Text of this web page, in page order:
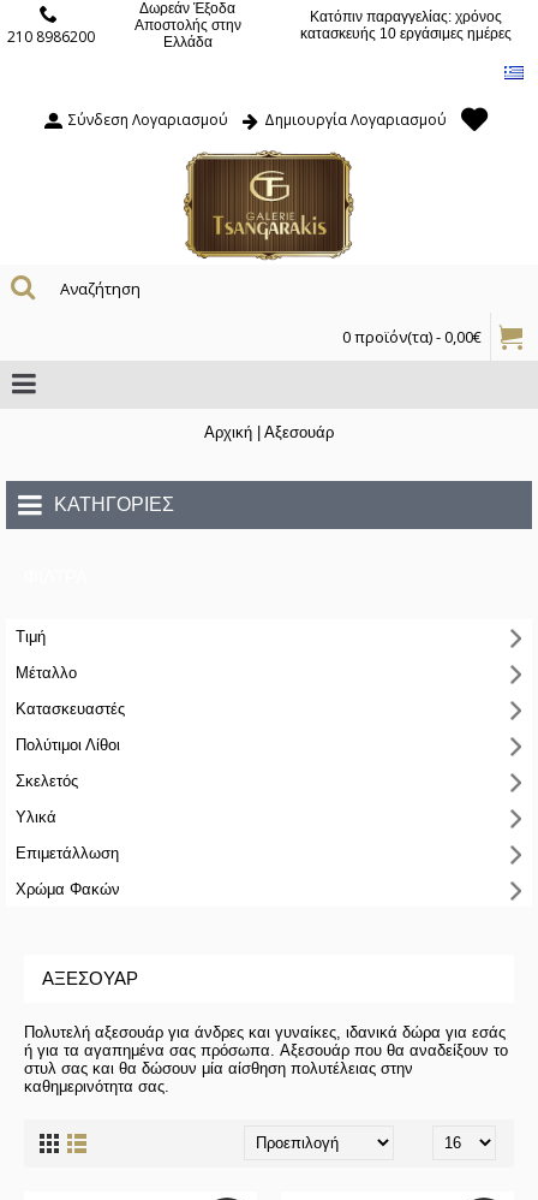
210 8986200
Δωρεάν Έξοδα
Αποστολής στην
Ελλάδα
Κατόπιν παραγγελίας: χρόνος
κατασκευής 10 εργάσιμες ημέρες
Σύνδεση Λογαριασμού Δημιουργία Λογαριασμού
0 προϊόν(τα) - 0,00€
Αρχική | Αξεσουάρ
ΚΑΤΗΓΟΡΊΕΣ
Τιμή
Μέταλλο
Κατασκευαστές
Πολύτιμοι Λίθοι
Σκελετός
Υλικά
Επιμετάλλωση
Χρώμα Φακών
ΑΞΕΣΟΥΆΡ
Πολυτελή αξεσουάρ για άνδρες και γυναίκες, ιδανικά δώρα για εσάς
ή για τα αγαπημένα σας πρόσωπα. Αξεσουάρ που θα αναδείξουν το
στυλ σας και θα δώσουν μία αίσθηση πολυτέλειας στην
καθημερινότητα σας.